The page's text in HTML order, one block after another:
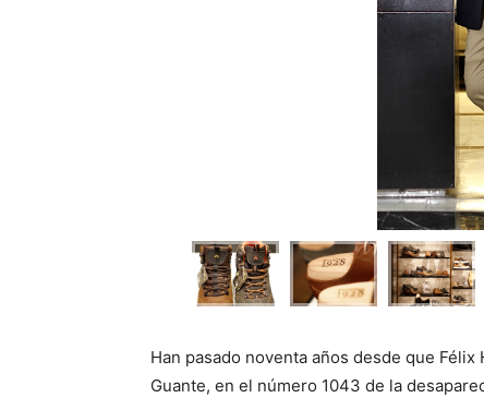
Han pasado noventa años desde que
Guante, en el número 1043 de la